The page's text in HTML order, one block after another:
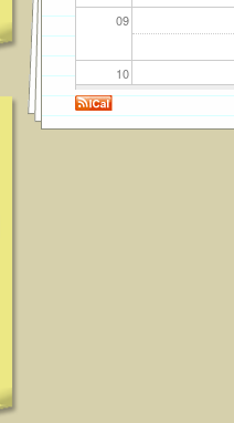
09
10
11